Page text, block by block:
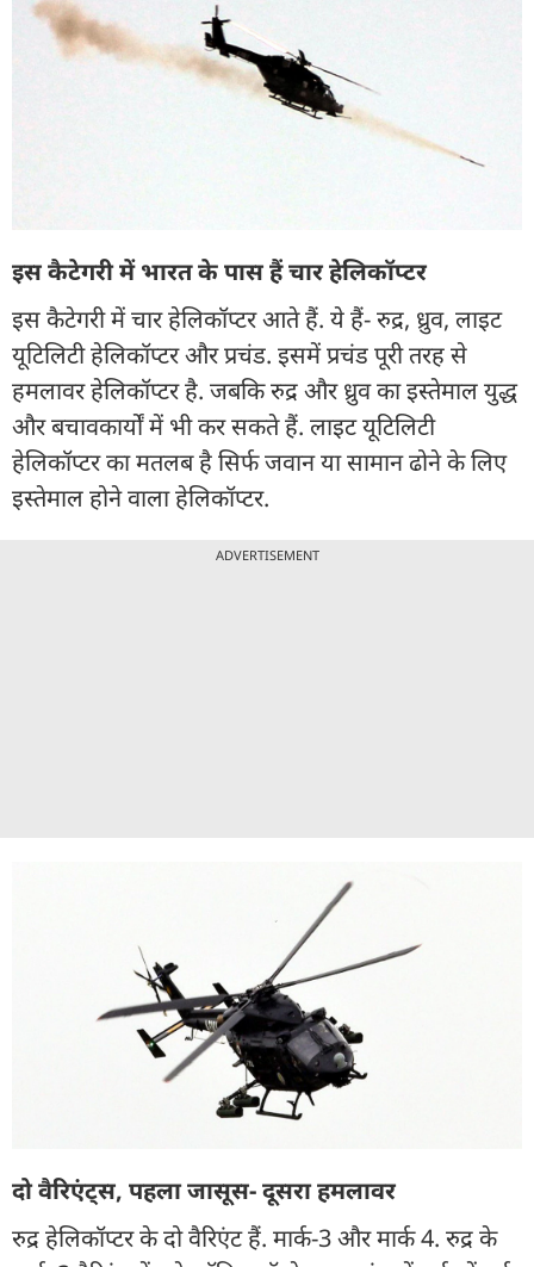
इस कैटेगरी में भारत के पास हैं चार हेलिकॉप्टर
इस कैटेगरी में चार हेलिकॉप्टर आते हैं. ये हैं- रुद्र, ध्रुव, लाइट
यूटिलिटी हेलिकॉप्टर और प्रचंड. इसमें प्रचंड पूरी तरह से
हमलावर हेलिकॉप्टर है. जबकि रुद्र और ध्रुव का इस्तेमाल युद्ध
और बचावकार्यों में भी कर सकते हैं. लाइट यूटिलिटी
हेलिकॉप्टर का मतलब है सिर्फ जवान या सामान ढोने के लिए
इस्तेमाल होने वाला हेलिकॉप्टर.
ADVERTISEMENT
दो वैरिएंट्स, पहला जासूस- दूसरा हमलावर
रुद्र हेलिकॉप्टर के दो वैरिएंट हैं. मार्क-3 और मार्क 4. रुद्र के